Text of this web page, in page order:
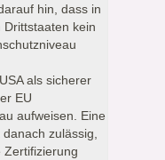
hin, dass in
Drittstaaten kein
als sicherer
EU
aufweisen. Eine
danach zulässig,
Zertifizierung